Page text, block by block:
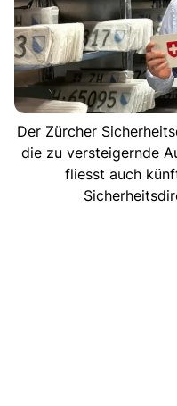
Der Zürcher
die zu versteigernde
fliesst auch